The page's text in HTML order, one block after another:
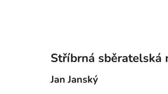
Stříbrná sběratelská
Jan Janský